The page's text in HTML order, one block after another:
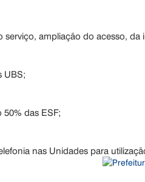
ampliação do acesso, da
UBS;
das ESF;
nas Unidades para